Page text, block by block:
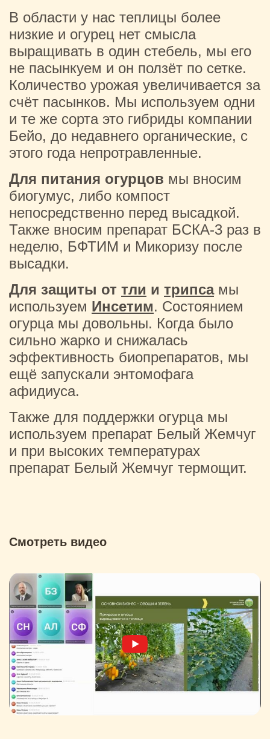
В области у нас теплицы более
низкие и огурец нет смысла
выращивать в один стебель, мы его
не пасынкуем и он ползёт по сетке.
Количество урожая увеличивается за
счёт пасынков. Мы используем одни
и те же сорта это гибриды компании
Бейо, до недавнего органические, с
этого года непротравленные.
Для питания огурцов мы вносим
биогумус, либо компост
непосредственно перед высадкой.
Также вносим препарат БСКА-3 раз в
неделю, БФТИМ и Микоризу после
высадки.
Для защиты от тли и трипса мы
используем Инсетим. Состоянием
огурца мы довольны. Когда было
сильно жарко и снижалась
эффективность биопрепаратов, мы
ещё запускали энтомофага
афидиуса.
Также для поддержки огурца мы
используем препарат Белый Жемчуг
и при высоких температурах
препарат Белый Жемчуг термощит.
Смотреть видео